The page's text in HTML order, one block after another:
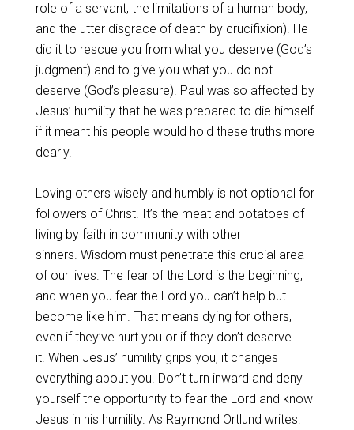
role of a servant, the limitations of a human body,
and the utter disgrace of death by crucifixion). He
did it to rescue you from what you deserve (God’s
judgment) and to give you what you do not
deserve (God’s pleasure). Paul was so affected by
Jesus’ humility that he was prepared to die himself
if it meant his people would hold these truths more
dearly.
Loving others wisely and humbly is not optional for
followers of Christ. It’s the meat and potatoes of
living by faith in community with other
sinners. Wisdom must penetrate this crucial area
of our lives. The fear of the Lord is the beginning,
and when you fear the Lord you can’t help but
become like him. That means dying for others,
even if they’ve hurt you or if they don’t deserve
it. When Jesus’ humility grips you, it changes
everything about you. Don’t turn inward and deny
yourself the opportunity to fear the Lord and know
Jesus in his humility. As Raymond Ortlund writes: